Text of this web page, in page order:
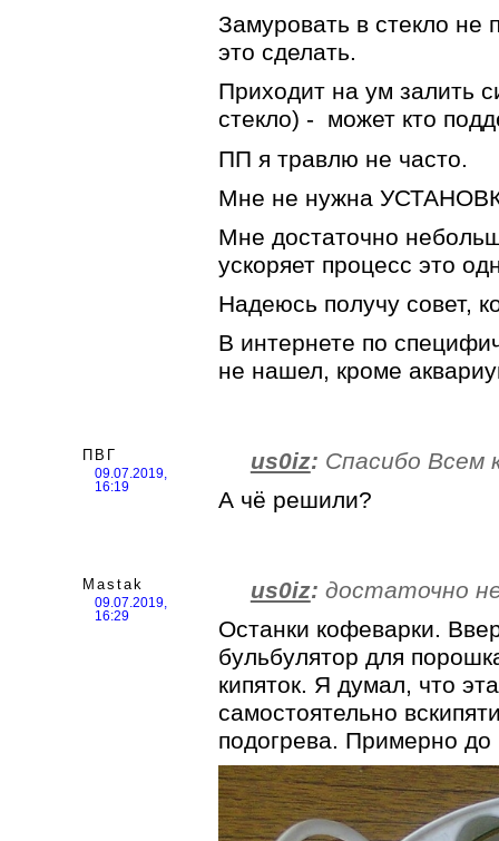
Замуровать в стекло не
это сделать.
Приходит на ум залить
стекло) - может кто
ПП я травлю не часто.
Мне не нужна
Мне достаточно
ускоряет процесс это
Надеюсь получу совет,
В интернете по
не нашел, кроме
ПВГ
09.07.2019,
16:19
us0iz: Спасибо Всем
А чё решили?
Mastak
09.07.2019,
16:29
us0iz: достаточно
Останки кофеварки.
бульбулятор для
кипяток. Я думал, что
самостоятельно
подогрева. Примерно до